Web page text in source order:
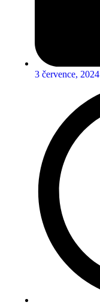
3 července, 2024